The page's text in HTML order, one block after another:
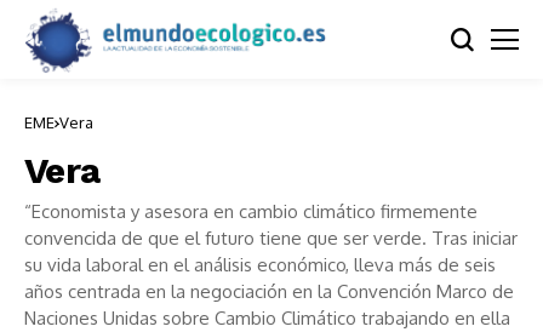
EME Vera
Vera
“Economista y asesora en cambio climático firmemente
convencida de que el futuro tiene que ser verde. Tras iniciar
su vida laboral en el análisis económico, lleva más de seis
años centrada en la negociación en la Convención Marco de
Naciones Unidas sobre Cambio Climático trabajando en ella